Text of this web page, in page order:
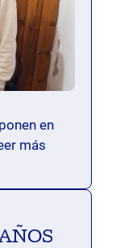
en
más